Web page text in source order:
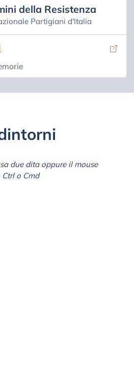
della Resistenza
Partigiani d'Italia
scheda)
due dita oppure il mouse
o Cmd